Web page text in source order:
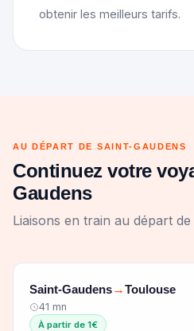
obtenir les meilleurs tarifs.
AU DÉPART DE SAINT-GAUDENS
Continuez votre
Gaudens
Liaisons en train au départ
Saint-Gaudens→Toulouse
41 mn
À partir de 1€